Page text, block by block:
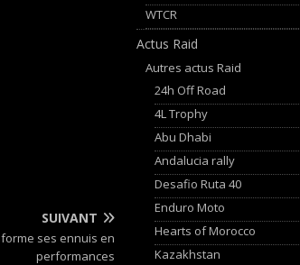
SUIVANT
ses ennuis en
performances
WTCR
Actus Raid
Autres actus Raid
24h Off Road
4L Trophy
Abu Dhabi
Andalucia rally
Desafio Ruta 40
Enduro Moto
Hearts of Morocco
Kazakhstan